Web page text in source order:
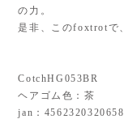
の力。
是非、このfoxtrotで
CotchHG053BR
ヘアゴム色：茶
jan：4562320320658